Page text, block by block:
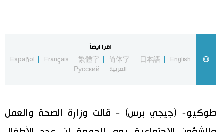
Русский
اليابان في فيديو
اقرأ أيضاً
English
日本語
简体字
繁體字
Français
Español
العربية
Русский
طوكيو- (جيجي برس) - قالت وزارة الصحة والعمل